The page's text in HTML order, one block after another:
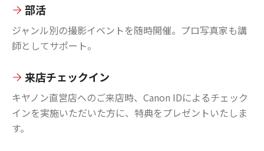
部活
ジャンル別の撮影イベントを随時開催。プロ写真家も講
師としてサポート。
来店チェックイン
キヤノン直営店へのご来店時、Canon IDによるチェック
インを実施いただいた方に、特典をプレゼントいたしま
す。